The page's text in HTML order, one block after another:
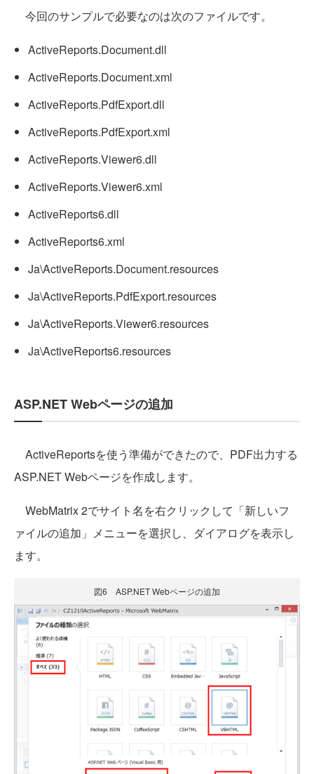
今回のサンプルで必要なのは次のファイルです。
ActiveReports.Document.dll
ActiveReports.Document.xml
ActiveReports.PdfExport.dll
ActiveReports.PdfExport.xml
ActiveReports.Viewer6.dll
ActiveReports.Viewer6.xml
ActiveReports6.dll
ActiveReports6.xml
Ja\ActiveReports.Document.resources
Ja\ActiveReports.PdfExport.resources
Ja\ActiveReports.Viewer6.resources
Ja\ActiveReports6.resources
ASP.NET Webページの追加
ActiveReportsを使う準備ができたので、PDF出力する
ASP.NET Webページを作成します。
WebMatrix 2でサイト名を右クリックして「新しいフ
ァイルの追加」メニューを選択し、ダイアログを表示し
ます。
図6 ASP.NET Webページの追加